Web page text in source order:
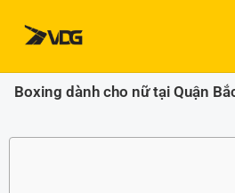
dung
Boxing dành cho nữ tại Quận